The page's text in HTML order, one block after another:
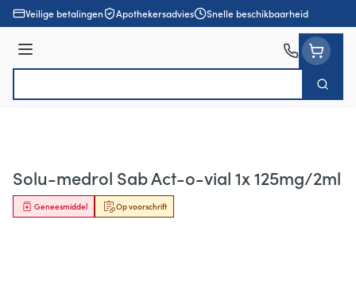
Ga naar de inhoud
Veilige betalingen Apothekersadvies Snelle beschikbaarheid
Menu
Zoek
Solu-medrol Sab Act-o-vial 1x 125mg/2ml
Op voorschrift
Geneesmiddel